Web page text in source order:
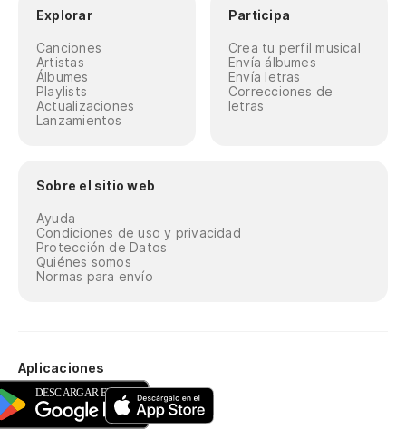
Explorar
Canciones
Artistas
Álbumes
Playlists
Actualizaciones
Lanzamientos
Participa
Crea tu perfil musical
Envía álbumes
Envía letras
Correcciones de
letras
Sobre el sitio web
Ayuda
Condiciones de uso y privacidad
Protección de Datos
Quiénes somos
Normas para envío
Aplicaciones